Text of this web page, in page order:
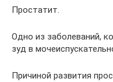
Простатит.
Одно из заболеваний,
зуд в
Причиной развития